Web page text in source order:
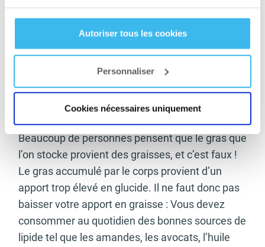
Autoriser tous les cookies
Personnaliser
Cookies nécessaires uniquement
protéines solide tel que les œufs, les viandes
maigres, les poissons blanc. Si vous n’arrivez
pas à atteindre votre objectif alors vous pouvez
utiliser les compléments alimentaires tels que la
whey.
8 – Ne pas négliger l’apport en graisse
Beaucoup de personnes pensent que le gras que
l’on stocke provient des graisses, et c’est faux !
Le gras accumulé par le corps provient d’un
apport trop élevé en glucide. Il ne faut donc pas
baisser votre apport en graisse : Vous devez
consommer au quotidien des bonnes sources de
lipide tel que les amandes, les avocats, l’huile